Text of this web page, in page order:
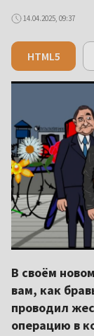
14.04.2025, 09:37
HTML5
В своём
вам, как
проводил
операцию в